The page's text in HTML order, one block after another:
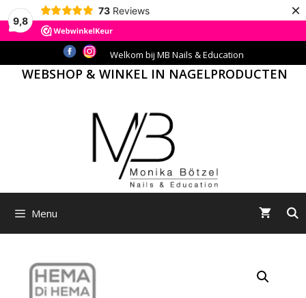
9,8
73 Reviews ×
naar
Welkom bij MB Nails & Education
WEBSHOP & WINKEL IN NAGELPRODUCTEN
Menu